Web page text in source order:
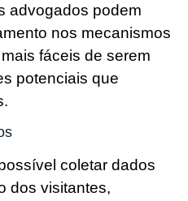
advogados podem
nos mecanismos
fáceis de serem
potenciais que
coletar dados
dos visitantes,